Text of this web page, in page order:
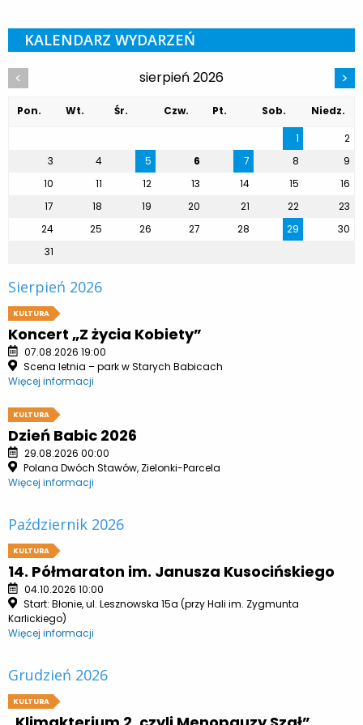
KALENDARZ WYDARZEŃ
< sierpień 2026 >
Pon. Wt. Śr. Czw. Pt. Sob.
Niedz.
1
2
3
4 5 6 7 8
9
10
11 12 13 14 15
16
17
18 19 20 21 22
23
24
25 26 27 28 29
30
31
Sierpień 2026
KULTURA
Koncert „Z życia Kobiety”
07.08.2026 19:00
Scena letnia – park w Starych Babicach
Więcej informacji
KULTURA
Dzień Babic 2026
29.08.2026 00:00
Polana Dwóch Stawów, Zielonki-Parcela
Więcej informacji
Październik 2026
KULTURA
14. Półmaraton im. Janusza Kusocińskiego
04.10.2026 10:00
Start: Błonie, ul. Lesznowska 15a (przy Hali im. Zygmunta
Karlickiego)
Więcej informacji
Grudzień 2026
KULTURA